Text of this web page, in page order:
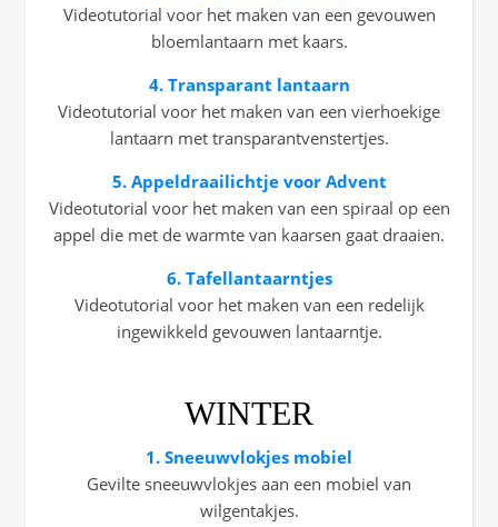
Videotutorial voor het maken van een gevouwen
bloemlantaarn met kaars.
4. Transparant lantaarn
Videotutorial voor het maken van een vierhoekige
lantaarn met transparantvenstertjes.
5. Appeldraailichtje voor Advent
Videotutorial voor het maken van een spiraal op een
appel die met de warmte van kaarsen gaat draaien.
6. Tafellantaarntjes
Videotutorial voor het maken van een redelijk
ingewikkeld gevouwen lantaarntje.
WINTER
1. Sneeuwvlokjes mobiel
Gevilte sneeuwvlokjes aan een mobiel van
wilgentakjes.